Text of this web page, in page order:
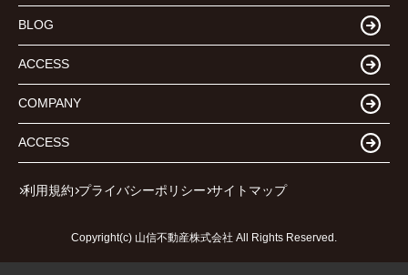
BLOG
ACCESS
COMPANY
ACCESS
利用規約 プライバシーポリシー サイトマップ
Copyright(c) 山信不動産株式会社 All Rights Reserved.